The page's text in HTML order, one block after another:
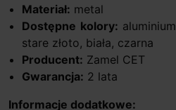
Materiał: metal
Dostępne kolory:
stare złoto, biała, czarna
Producent: Zamel CET
Gwarancja: 2 lata
Informacje dodatkowe: